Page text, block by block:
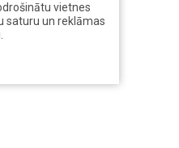
vietnes
saturu un reklāmas